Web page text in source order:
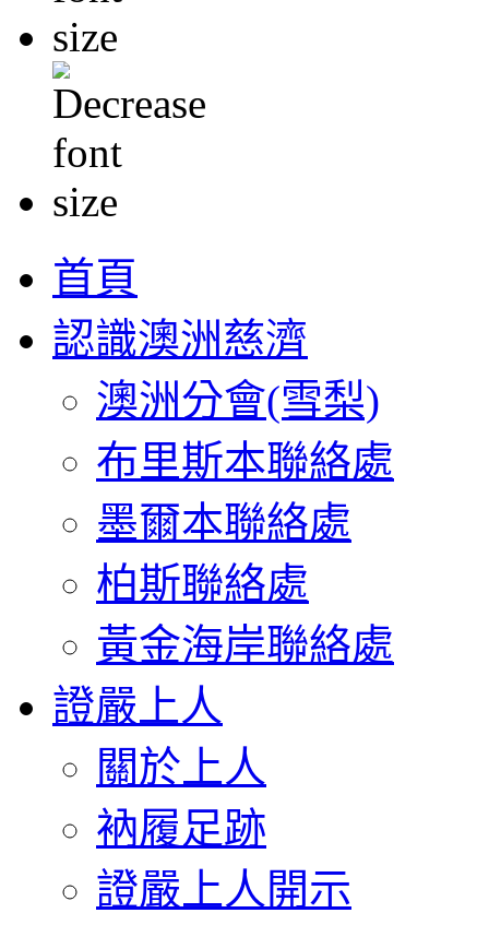
首頁
認識澳洲慈濟
澳洲分會(雪梨)
布里斯本聯絡處
墨爾本聯絡處
柏斯聯絡處
黃金海岸聯絡處
證嚴上人
關於上人
衲履足跡
證嚴上人開示